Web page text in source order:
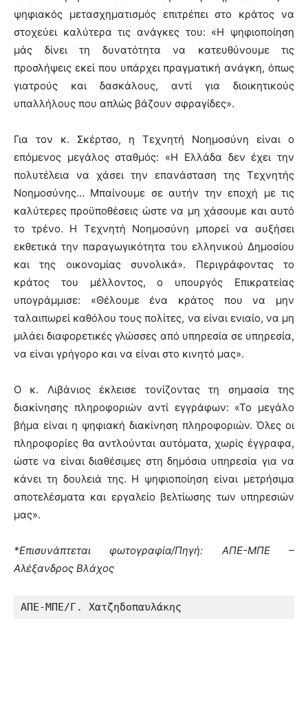
ψηφιακός μετασχηματισμός επιτρέπει στο κράτος να
στοχεύει καλύτερα τις ανάγκες του: «Η ψηφιοποίηση
μάς δίνει τη δυνατότητα να κατευθύνουμε τις
προσλήψεις εκεί που υπάρχει πραγματική ανάγκη, όπως
γιατρούς και δασκάλους, αντί για διοικητικούς
υπαλλήλους που απλώς βάζουν σφραγίδες».
Για τον κ. Σκέρτσο, η Τεχνητή Νοημοσύνη είναι ο
επόμενος μεγάλος σταθμός: «Η Ελλάδα δεν έχει την
πολυτέλεια να χάσει την επανάσταση της Τεχνητής
Νοημοσύνης… Μπαίνουμε σε αυτήν την εποχή με τις
καλύτερες προϋποθέσεις ώστε να μη χάσουμε και αυτό
το τρένο. Η Τεχνητή Νοημοσύνη μπορεί να αυξήσει
εκθετικά την παραγωγικότητα του ελληνικού Δημοσίου
και της οικονομίας συνολικά». Περιγράφοντας το
κράτος του μέλλοντος, ο υπουργός Επικρατείας
υπογράμμισε: «Θέλουμε ένα κράτος που να μην
ταλαιπωρεί καθόλου τους πολίτες, να είναι ενιαίο, να μη
μιλάει διαφορετικές γλώσσες από υπηρεσία σε υπηρεσία,
να είναι γρήγορο και να είναι στο κινητό μας».
Ο κ. Λιβάνιος έκλεισε τονίζοντας τη σημασία της
διακίνησης πληροφοριών αντί εγγράφων: «Το μεγάλο
βήμα είναι η ψηφιακή διακίνηση πληροφοριών. Όλες οι
πληροφορίες θα αντλούνται αυτόματα, χωρίς έγγραφα,
ώστε να είναι διαθέσιμες στη δημόσια υπηρεσία για να
κάνει τη δουλειά της. Η ψηφιοποίηση είναι μετρήσιμα
αποτελέσματα και εργαλείο βελτίωσης των υπηρεσιών
μας».
*Επισυνάπτεται φωτογραφία/Πηγή: ΑΠΕ-ΜΠΕ –
Αλέξανδρος Βλάχος
ΑΠΕ-ΜΠΕ/Γ. Χατζηδοπαυλάκης